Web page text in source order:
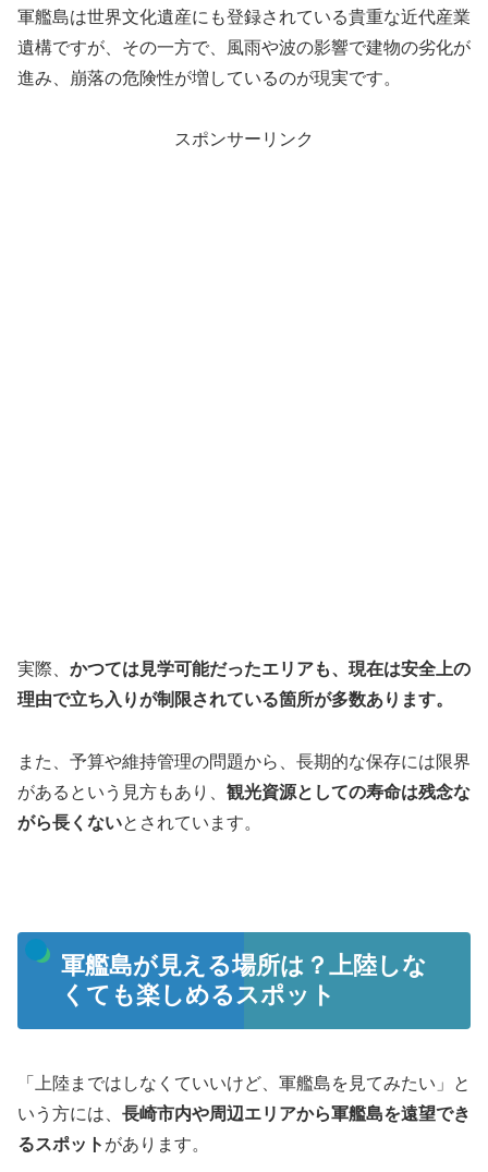
軍艦島は世界文化遺産にも登録されている貴重な近代産業
遺構ですが、その一方で、風雨や波の影響で建物の劣化が
進み、崩落の危険性が増しているのが現実です。
スポンサーリンク
実際、 かつては見学可能だったエリアも、現在は安全上の
理由で立ち入りが制限されている箇所が多数あります。
また、予算や維持管理の問題から、長期的な保存には限界
があるという見方もあり、 観光資源としての寿命は残念な
がら長くないとされています。
軍艦島が見える場所は？上陸しな
くても楽しめるスポット
「上陸まではしなくていいけど、軍艦島を見てみたい」と
いう方には、 長崎市内や周辺エリアから軍艦島を遠望でき
るスポット があります。